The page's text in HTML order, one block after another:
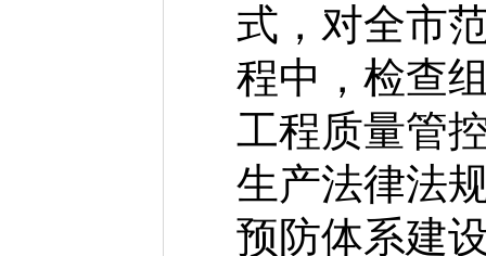
式，对全市
程中，检查
工程质量管
生产法律法
预防体系建